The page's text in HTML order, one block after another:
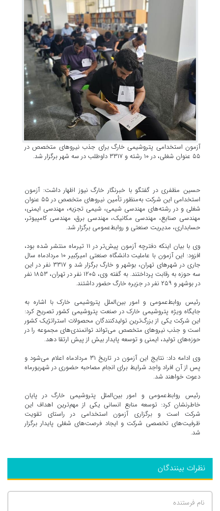
آزمون استخدامی پتروشیمی خارگ برای جذب نیروهای متخصص در
۵۵ عنوان شغلی، در ۱۰ رشته و ۳۳۱۷ داوطلب در سه شهر برگزار شد.
حسین مظفری در گفتگو با خبرنگار خارگ نیوز اظهار داشت: آزمون
استخدامی این شرکت به‌منظور تأمین نیروهای متخصص در ۵۵ عنوان
شغلی و در رشته‌های مهندسی شیمی، شیمی تجزیه، مهندسی ایمنی،
مهندسی صنایع، مهندسی مکانیک، مهندسی برق، مهندسی کامپیوتر،
حسابداری، مدیریت صنعتی و روابط‌عمومی برگزار شد.
وی با بیان اینکه دفترچه آزمون پیش‌تر در ۱۱ تیرماه منتشر شده بود،
افزود: این آزمون با عاملیت دانشگاه صنعتی امیرکبیر ۱۰ مردادماه سال
جاری در شهرهای تهران، بوشهر و خارگ برگزار شد و ۳۳۱۷ نفر در این
سه حوزه به رقابت پرداختند. به گفته وی، ۱۲۰۵ نفر در تهران، ۱۸۵۳ نفر
در بوشهر و ۲۵۹ نفر در جزیره خارگ حضور داشتند.
رئیس روابط‌عمومی و امور بین‌الملل پتروشیمی خارک با اشاره به
جایگاه ویژه پتروشیمی خارک در صنعت پتروشیمی کشور تصریح کرد:
این شرکت یکی از بزرگ‌ترین تولیدکنندگان محصولات استراتژیک کشور
است و جذب نیروهای متخصص می‌تواند توانمندی‌های مجموعه را در
حوزه‌های تولید، ایمنی و توسعه پایدار بیش از پیش ارتقا دهد.
وی ادامه داد: نتایج این آزمون در تاریخ ۳۱ مردادماه اعلام می‌شود و
پس از آن افراد واجد شرایط برای انجام مصاحبه حضوری در شهریورماه
دعوت خواهند شد.
رئیس روابط‌عمومی و امور بین‌الملل پتروشیمی خارگ در پایان
خاطرنشان کرد: توسعه منابع انسانی یکی از مهم‌ترین اهداف این
شرکت است و برگزاری آزمون استخدامی در راستای تقویت
ظرفیت‌های تخصصی شرکت و ایجاد فرصت‌های شغلی پایدار برگزار
شد.
نظرات بینندگان